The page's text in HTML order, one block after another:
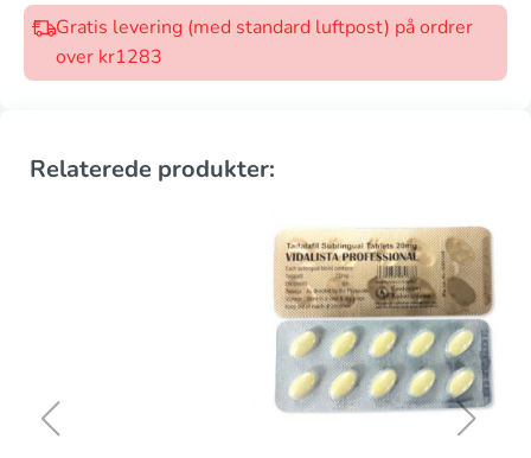
Gratis levering (med standard luftpost) på ordrer
over kr1283
Relaterede produkter: